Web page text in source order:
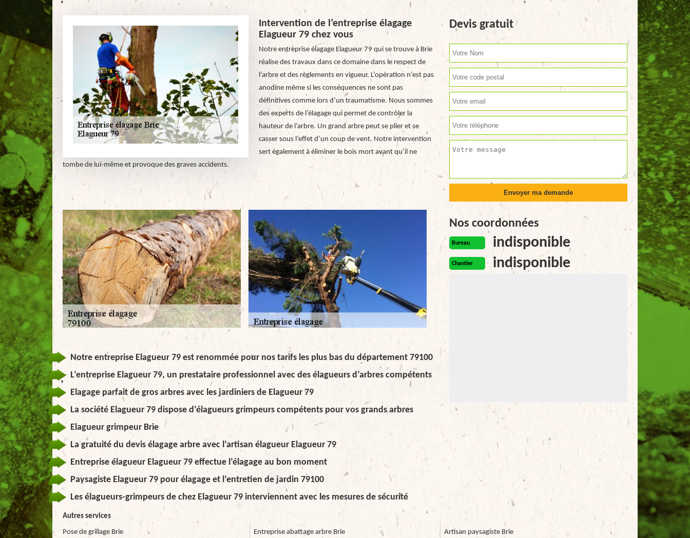
Intervention de l’entreprise élagage
Elagueur 79 chez vous
Notre entreprise élagage Elagueur 79 qui se trouve à Brie
réalise des travaux dans ce domaine dans le respect de
l’arbre et des règlements en vigueur. L’opération n’est pas
anodine même si les conséquences ne sont pas
définitives comme lors d’un traumatisme. Nous sommes
des experts de l’élagage qui permet de contrôler la
hauteur de l’arbre. Un grand arbre peut se plier et se
casser sous l’effet d’un coup de vent. Notre intervention
sert également à éliminer le bois mort avant qu’il ne
tombe de lui-même et provoque des graves accidents.
Notre entreprise Elagueur 79 est renommée pour nos tarifs les plus bas du département 79100
L’entreprise Elagueur 79, un prestataire professionnel avec des élagueurs d’arbres compétents
Elagage parfait de gros arbres avec les jardiniers de Elagueur 79
La société Elagueur 79 dispose d’élagueurs grimpeurs compétents pour vos grands arbres
Elagueur grimpeur Brie
La gratuité du devis élagage arbre avec l’artisan élagueur Elagueur 79
Entreprise élagueur Elagueur 79 effectue l’élagage au bon moment
Paysagiste Elagueur 79 pour élagage et l’entretien de jardin 79100
Les élagueurs-grimpeurs de chez Elagueur 79 interviennent avec les mesures de sécurité
Devis gratuit
Nos coordonnées
Bureau indisponible
Chantier indisponible
Autres services
Pose de grillage Brie Entreprise abattage arbre Brie Artisan paysagiste Brie